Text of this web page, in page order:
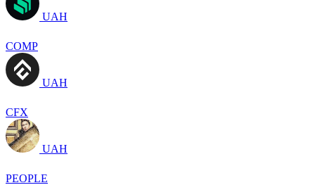
UAH
COMP
UAH
CFX
UAH
PEOPLE